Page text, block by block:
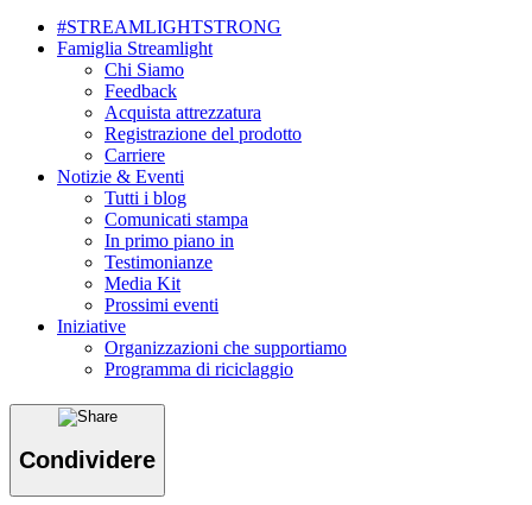
#STREAMLIGHTSTRONG
Famiglia Streamlight
Chi Siamo
Feedback
Acquista attrezzatura
Registrazione del prodotto
Carriere
Notizie & Eventi
Tutti i blog
Comunicati stampa
In primo piano in
Testimonianze
Media Kit
Prossimi eventi
Iniziative
Organizzazioni che supportiamo
Programma di riciclaggio
Condividere